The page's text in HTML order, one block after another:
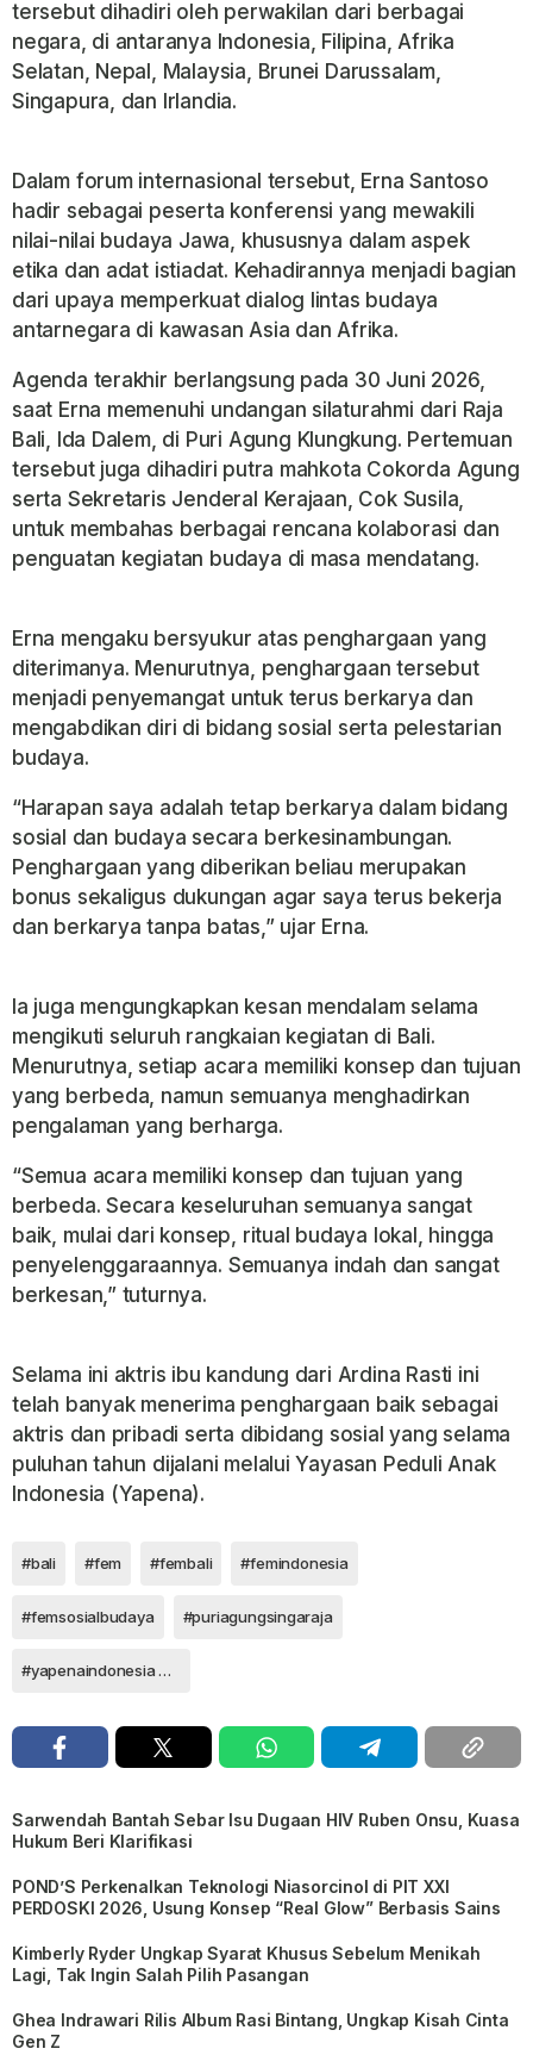
tersebut dihadiri oleh perwakilan dari berbagai
negara, di antaranya Indonesia, Filipina, Afrika
Selatan, Nepal, Malaysia, Brunei Darussalam,
Singapura, dan Irlandia.
Dalam forum internasional tersebut, Erna Santoso
hadir sebagai peserta konferensi yang mewakili
nilai-nilai budaya Jawa, khususnya dalam aspek
etika dan adat istiadat. Kehadirannya menjadi bagian
dari upaya memperkuat dialog lintas budaya
antarnegara di kawasan Asia dan Afrika.
Agenda terakhir berlangsung pada 30 Juni 2026,
saat Erna memenuhi undangan silaturahmi dari Raja
Bali, Ida Dalem, di Puri Agung Klungkung. Pertemuan
tersebut juga dihadiri putra mahkota Cokorda Agung
serta Sekretaris Jenderal Kerajaan, Cok Susila,
untuk membahas berbagai rencana kolaborasi dan
penguatan kegiatan budaya di masa mendatang.
Erna mengaku bersyukur atas penghargaan yang
diterimanya. Menurutnya, penghargaan tersebut
menjadi penyemangat untuk terus berkarya dan
mengabdikan diri di bidang sosial serta pelestarian
budaya.
“Harapan saya adalah tetap berkarya dalam bidang
sosial dan budaya secara berkesinambungan.
Penghargaan yang diberikan beliau merupakan
bonus sekaligus dukungan agar saya terus bekerja
dan berkarya tanpa batas,”ujar Erna.
Ia juga mengungkapkan kesan mendalam selama
mengikuti seluruh rangkaian kegiatan di Bali.
Menurutnya, setiap acara memiliki konsep dan tujuan
yang berbeda, namun semuanya menghadirkan
pengalaman yang berharga.
“Semua acara memiliki konsep dan tujuan yang
berbeda. Secara keseluruhan semuanya sangat
baik, mulai dari konsep, ritual budaya lokal, hingga
penyelenggaraannya. Semuanya indah dan sangat
berkesan,”tuturnya.
Selama ini aktris ibu kandung dari Ardina Rasti ini
telah banyak menerima penghargaan baik sebagai
aktris dan pribadi serta dibidang sosial yang selama
puluhan tahun dijalani melalui Yayasan Peduli Anak
Indonesia (Yapena).
#bali #fem #fembali #femindonesia
#femsosialbudaya #puriagungsingaraja
#yapenaindonesia #ernasantoso
Sarwendah Bantah Sebar Isu Dugaan HIV Ruben Onsu, Kuasa
Hukum Beri Klarifikasi
POND’S Perkenalkan Teknologi Niasorcinol di PIT XXI
PERDOSKI 2026, Usung Konsep “Real Glow” Berbasis Sains
Kimberly Ryder Ungkap Syarat Khusus Sebelum Menikah
Lagi, Tak Ingin Salah Pilih Pasangan
Ghea Indrawari Rilis Album Rasi Bintang, Ungkap Kisah Cinta
Gen Z